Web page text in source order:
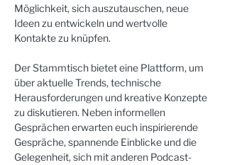
Möglichkeit, sich auszutauschen, neue
Ideen zu entwickeln und wertvolle
Kontakte zu knüpfen.
Der Stammtisch bietet eine Plattform, um
über aktuelle Trends, technische
Herausforderungen und kreative Konzepte
zu diskutieren. Neben informellen
Gesprächen erwarten euch inspirierende
Gespräche, spannende Einblicke und die
Gelegenheit, sich mit anderen Podcast-